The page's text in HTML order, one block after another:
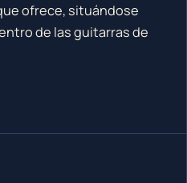
ofrece, situándose
de las guitarras de